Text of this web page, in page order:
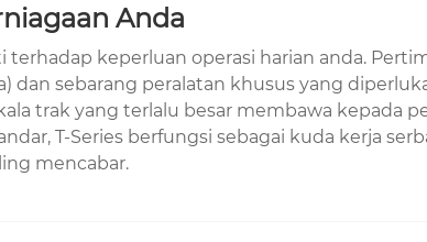
Anda
keperluan operasi harian anda.
dan sebarang peralatan khusus yang
trak yang terlalu besar membawa kepada
T-Series berfungsi sebagai kuda kerja
mencabar.